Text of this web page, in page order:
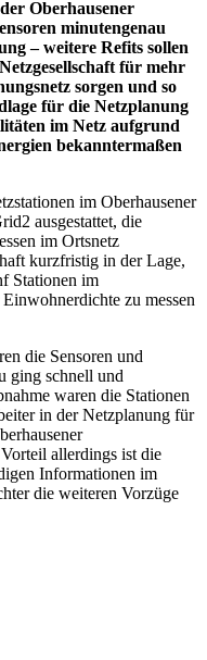
Oberhausener
minutengenau
– weitere Refits sollen
für mehr
sorgen und so
für die Netzplanung
im Netz aufgrund
bekanntermaßen
im Oberhausener
ausgestattet, die
im Ortsnetz
kurzfristig in der Lage,
Stationen im
zu messen
die Sensoren und
ging schnell und
waren die Stationen
in der Netzplanung für
allerdings ist die
Informationen im
die weiteren Vorzüge